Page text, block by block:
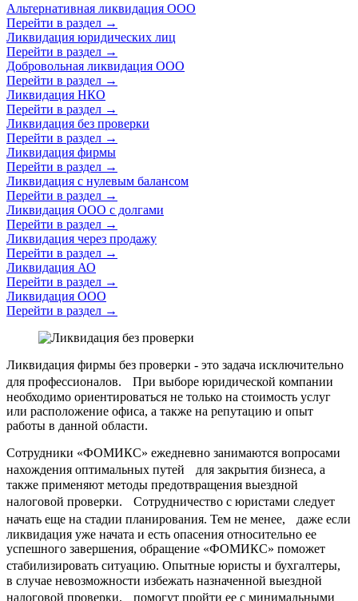
Альтернативная ликвидация ООО
Перейти в раздел →
Ликвидация юридических лиц
Перейти в раздел →
Добровольная ликвидация ООО
Перейти в раздел →
Ликвидация НКО
Перейти в раздел →
Ликвидация без проверки
Перейти в раздел →
Ликвидация фирмы
Перейти в раздел →
Ликвидация с нулевым балансом
Перейти в раздел →
Ликвидация ООО с долгами
Перейти в раздел →
Ликвидация через продажу
Перейти в раздел →
Ликвидация АО
Перейти в раздел →
Ликвидация ООО
Перейти в раздел →
Ликвидация фирмы без проверки - это задача исключительно
для профессионалов. При выборе юридической компании
необходимо ориентироваться не только на стоимость услуг
или расположение офиса, а также на репутацию и опыт
работы в данной области.
Сотрудники «ФОМИКС» ежедневно занимаются вопросами
нахождения оптимальных путей для закрытия бизнеса, а
также применяют методы предотвращения выездной
налоговой проверки. Сотрудничество с юристами следует
начать еще на стадии планирования. Тем не менее, даже если
ликвидация уже начата и есть опасения относительно ее
успешного завершения, обращение «ФОМИКС» поможет
стабилизировать ситуацию. Опытные юристы и бухгалтеры,
в случае невозможности избежать назначенной выездной
налоговой проверки, помогут пройти ее с минимальными